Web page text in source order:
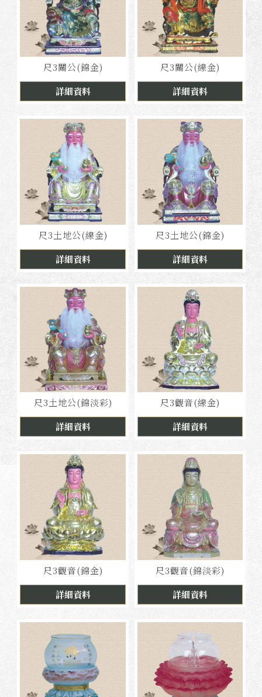
尺3關公(錦金)
詳細資料
尺3關公(線金)
詳細資料
尺3土地公(線金)
詳細資料
尺3土地公(錦金)
詳細資料
尺3土地公(錦淡彩)
詳細資料
尺3觀音(線金)
詳細資料
尺3觀音(錦金)
詳細資料
尺3觀音(錦淡彩)
詳細資料